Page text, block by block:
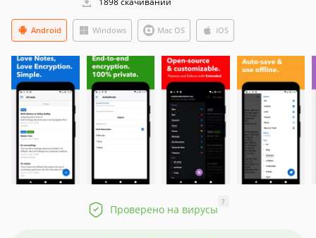
Windows Mac OS
Android iOS
Проверено на вирусы
?